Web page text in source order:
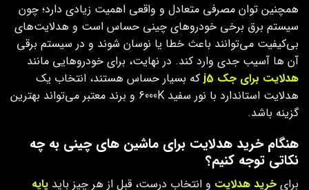
همچنین توان مصرفی متعادل و واقعی اهمیت زیادی دارد؛ چون
سیستم برق برخی خودروهای چینی حساس است و هدلایت‌های
بی‌کیفیت می‌توانند باعث خطا یا نوسان شوند و در سیستم برقی
آن ها آسیب جدی وارد کند. در نهایت، برای خودروهایی مانند
هدلایت برای جک j5که بسیار حساس هستند، انتخاب یک
هدلایت استاندارد با نور سفید 6000K و برند معتبر می‌تواند بهترین
گزینه باشد.
هنگام خرید هدلایت برای ماشین های چینی به چه
نکاتی توجه کنیم؟
برای خرید هدلایت و انتخاب درست، قبل از هر چیز باید پایه